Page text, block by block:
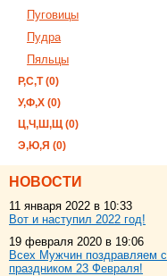
Пуговицы
Пудра
Пяльцы
Р,С,Т (0)
У,Ф,Х (0)
Ц,Ч,Ш,Щ (0)
Э,Ю,Я (0)
НОВОСТИ
11 января 2022 в 10:33
Вот и наступил 2022 год!
19 февраля 2020 в 19:06
Всех Мужчин поздравляем с
праздником 23 Февраля!